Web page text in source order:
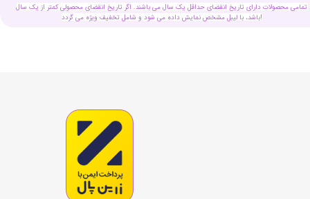
تمامی محصولات دارای تاریخ انقضای حداقل یک سال می باشند. اگر تاریخ انقضای محصولی کمتر از یک سال
باشد، با لیبل مشخص نمایش داده می شود و شامل تخفیف ویژه می گردد!